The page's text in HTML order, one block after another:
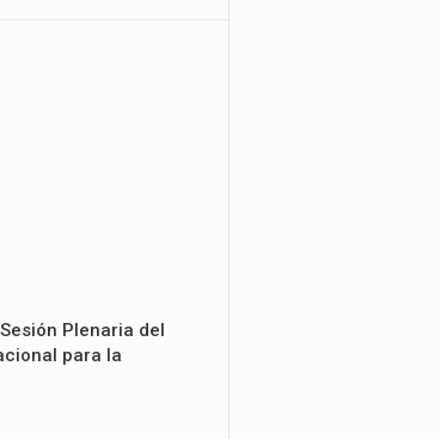
Plenaria del
para la